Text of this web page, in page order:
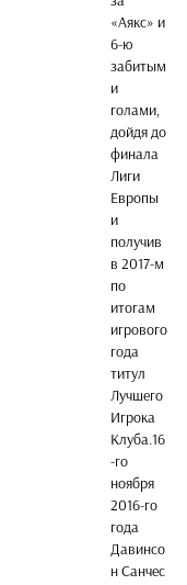
«Аякс» и
6-ю
забитым
и
голами,
дойдя до
финала
Лиги
Европы
и
получив
в 2017-м
по
итогам
игрового
года
титул
Лучшего
Игрока
Клуба.16
-го
ноября
2016-го
года
Давинсо
н Санчес